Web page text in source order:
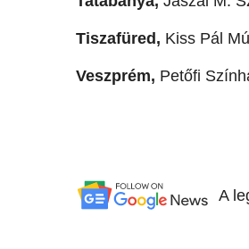
Tiszafüred, Kiss Pál
Veszprém, Petőfi
A